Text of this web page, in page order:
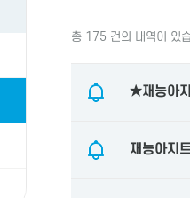
총 175 건의 내역이 있
★재능아
재능아지